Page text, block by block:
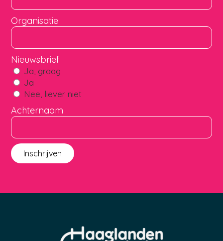
Organisatie
Nieuwsbrief
Ja, graag
Ja
Nee, liever niet
Achternaam
Inschrijven